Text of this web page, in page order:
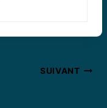
SUIVANT